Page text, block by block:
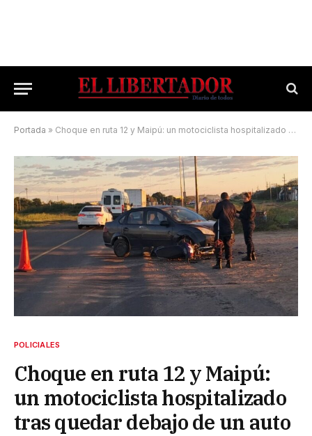
Portada » Choque en ruta 12 y Maipú: un motociclista hospitalizado tras quedar debajo de un auto
POLICIALES
Choque en ruta 12 y Maipú:
un motociclista hospitalizado
tras quedar debajo de un auto